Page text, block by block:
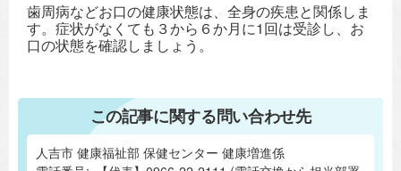
歯周病などお口の健康状態は、全身の疾患と関係しま
す。症状がなくても３から６か月に1回は受診し、お
口の状態を確認しましょう。
この記事に関する問い合わせ先
人吉市 健康福祉部 保健センター 健康増進係